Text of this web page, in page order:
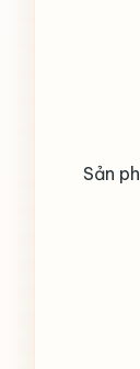
Sản